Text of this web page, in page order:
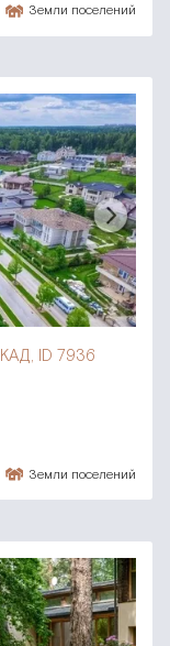
Земли поселений
ID 7936
Земли поселений